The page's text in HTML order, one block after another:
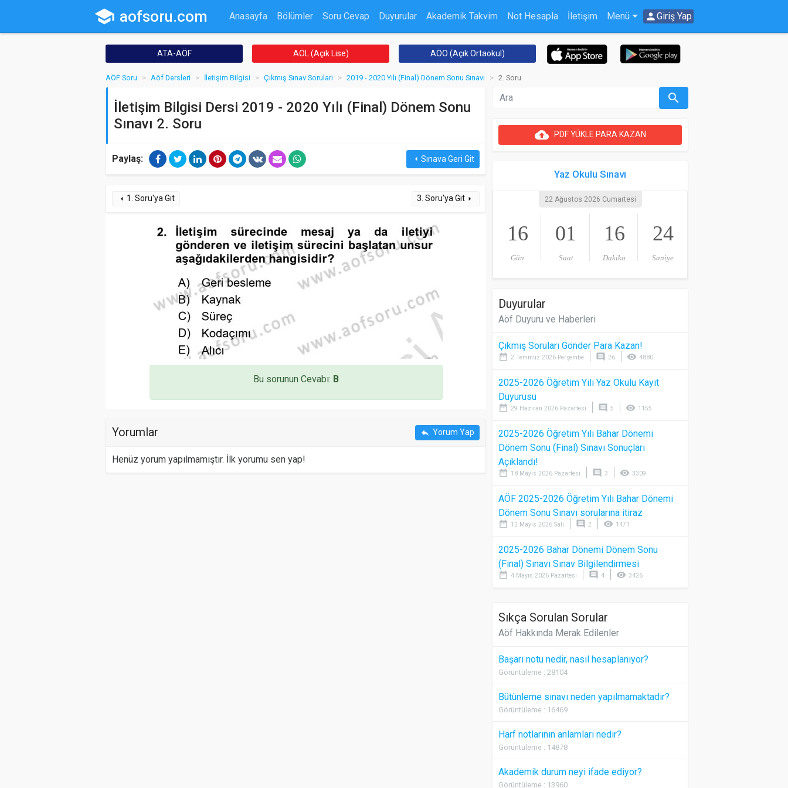
school aofsoru.com Anasayfa Bölümler Soru Cevap Duyurular Akademik Takvim Not Hesapla İletişim Menü personGiriş Yap
ATA-AÖF AÖL (Açık Lise) AÖO (Açık Ortaokul)
AÖF Soru Aöf Dersleri İletişim Bilgisi Çıkmış Sınav Soruları 2019 - 2020 Yılı (Final) Dönem Sonu Sınavı 2. Soru
İletişim Bilgisi Dersi 2019 - 2020 Yılı (Final) Dönem Sonu
Sınavı 2. Soru
Paylaş: arrow_leftSınava Geri Git
arrow_left 1. Soru'ya Git 3. Soru'ya Git arrow_right
Bu sorunun Cevabı: B
Yorumlar reply Yorum Yap
Henüz yorum yapılmamıştır. İlk yorumu sen yap!
search
cloud_uploadPDF YÜKLE PARA KAZAN
Yaz Okulu Sınavı
22 Ağustos 2026 Cumartesi
16
Gün
01
Saat
16
Dakika
24
Saniye
Duyurular
Aöf Duyuru ve Haberleri
Çıkmış Soruları Gönder Para Kazan!
date_range 2 Temmuz 2026 Perşembe comment 26 visibility 4880
2025-2026 Öğretim Yılı Yaz Okulu Kayıt
Duyurusu
date_range 29 Haziran 2026 Pazartesi comment 5 visibility 1155
2025-2026 Öğretim Yılı Bahar Dönemi
Dönem Sonu (Final) Sınavı Sonuçları
Açıklandı!
date_range 18 Mayıs 2026 Pazartesi comment 3 visibility 3309
AÖF 2025-2026 Öğretim Yılı Bahar Dönemi
Dönem Sonu Sınavı sorularına itiraz
date_range 12 Mayıs 2026 Salı comment 2 visibility 1471
2025-2026 Bahar Dönemi Dönem Sonu
(Final) Sınavı Sınav Bilgilendirmesi
date_range 4 Mayıs 2026 Pazartesi comment 4 visibility 3426
Sıkça Sorulan Sorular
Aöf Hakkında Merak Edilenler
Başarı notu nedir, nasıl hesaplanıyor?
Görüntüleme : 28104
Bütünleme sınavı neden yapılmamaktadır?
Görüntüleme : 16469
Harf notlarının anlamları nedir?
Görüntüleme : 14878
Akademik durum neyi ifade ediyor?
Görüntüleme : 13960